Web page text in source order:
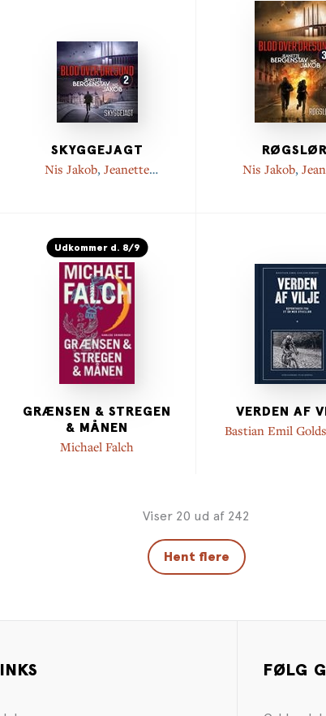
SKYGGEJAGT
Nis Jakob, Jeanette
RØGSLØR
Nis Jakob,
Udkommer d. 8/9
GRÆNSEN & STREGEN
& MÅNEN
Michael Falch
VERDEN AF
Bastian Emil
Viser 20 ud af 242
Hent flere
FØLG